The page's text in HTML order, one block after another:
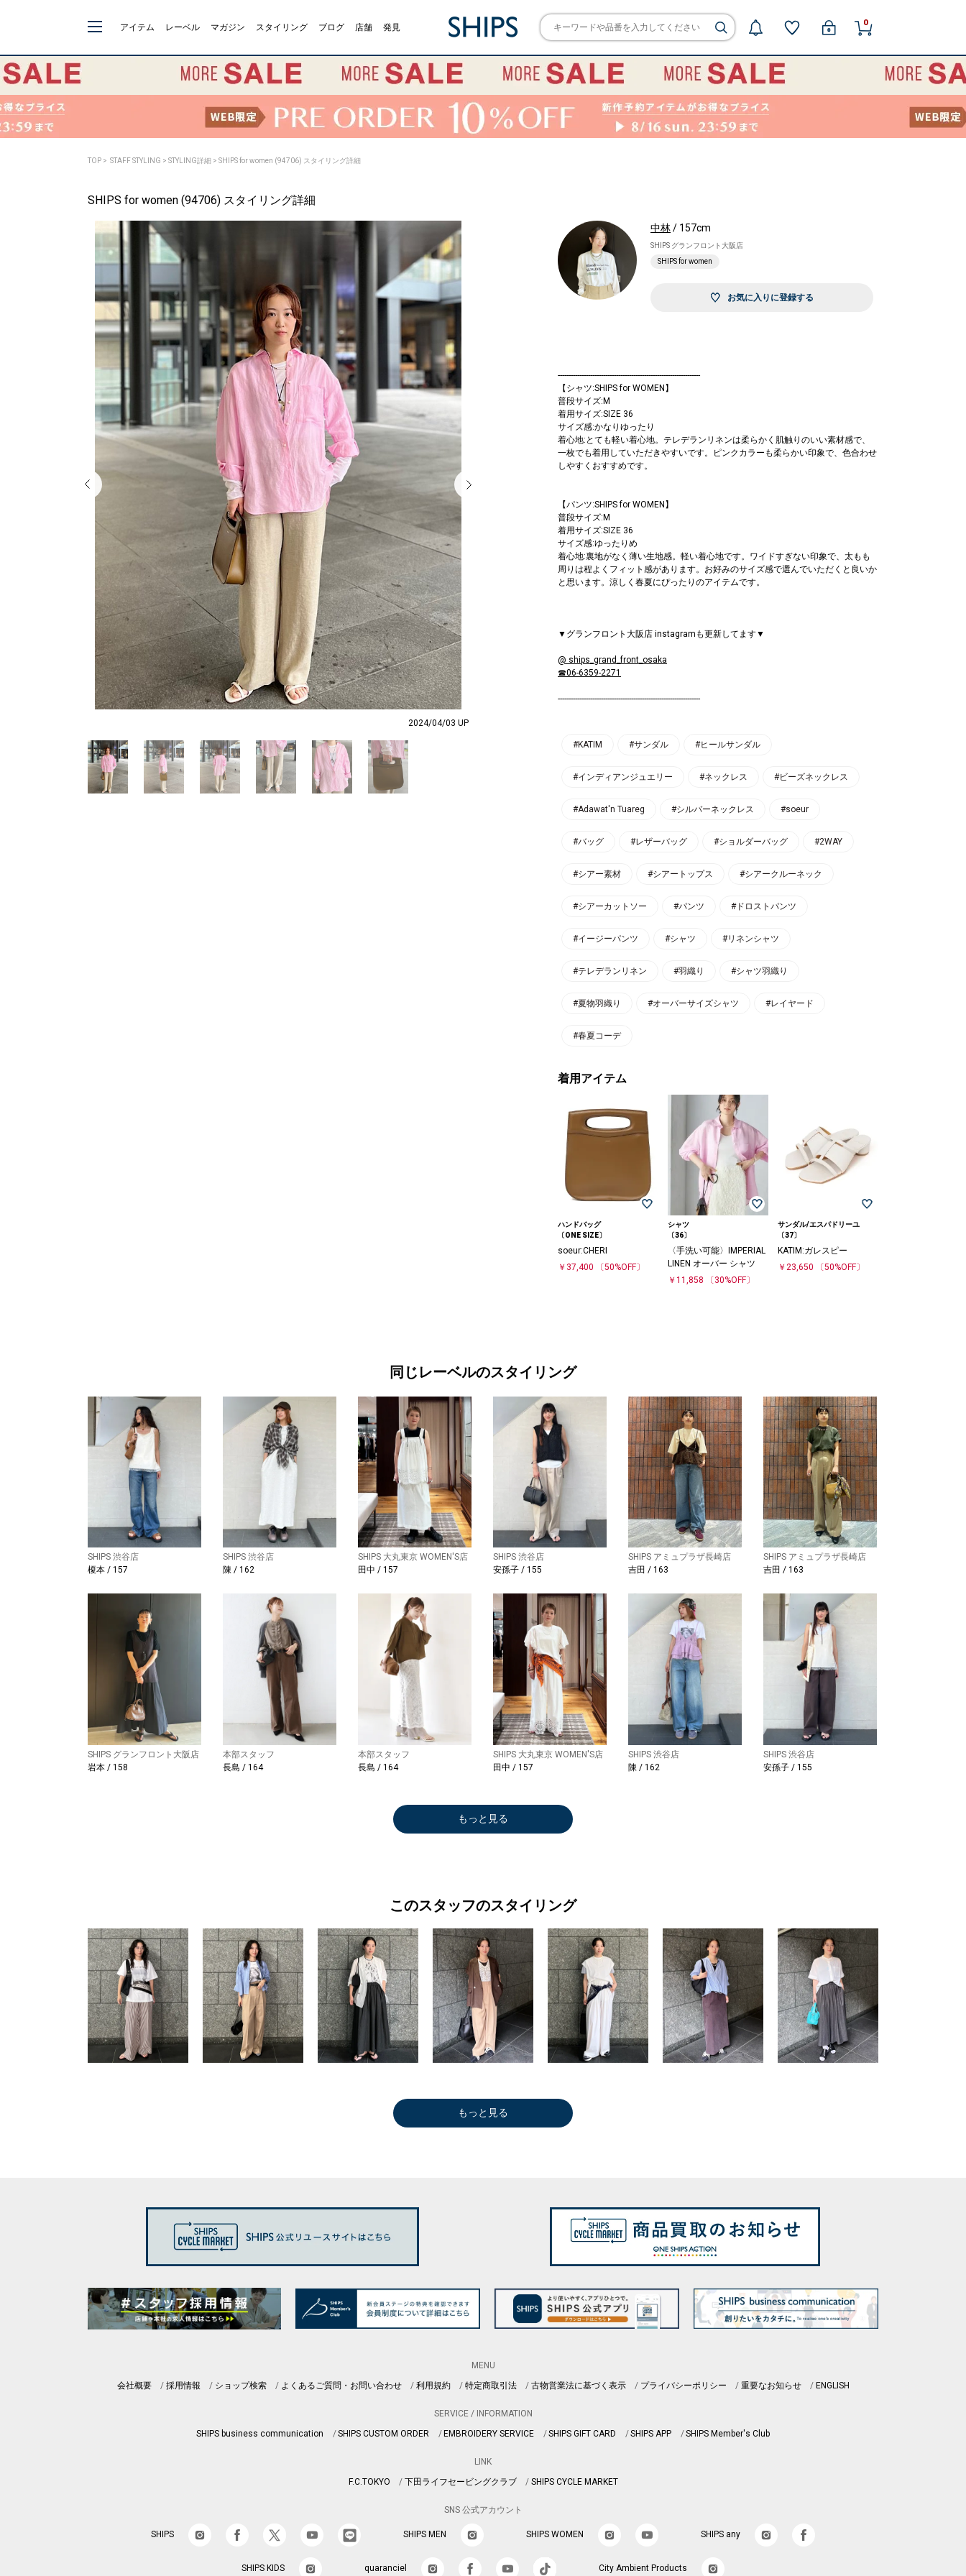
アイテム レーベル マガジン スタイリング ブログ 店舗 発見 0
TOP > STAFF STYLING > STYLING詳細 > SHIPS for women (94706) スタイリング詳細
SHIPS for women (94706) スタイリング詳細
2024/04/03 UP
中林/ 157cm
SHIPS グランフロント大阪店
SHIPS for women
お気に入りに登録する
------------------------------------------------------------------
【シャツ:SHIPS for WOMEN】
普段サイズ:M
着用サイズ:SIZE 36
サイズ感:かなりゆったり
着心地:とても軽い着心地。テレデランリネンは柔らかく肌触りのいい素材感で、
一枚でも着用していただきやすいです。ピンクカラーも柔らかい印象で、色合わせ
しやすくおすすめです。
【パンツ:SHIPS for WOMEN】
普段サイズ:M
着用サイズ:SIZE 36
サイズ感:ゆったりめ
着心地:裏地がなく薄い生地感。軽い着心地です。ワイドすぎない印象で、太もも
周りは程よくフィット感があります。お好みのサイズ感で選んでいただくと良いか
と思います。涼しく春夏にぴったりのアイテムです。
▼グランフロント大阪店 instagramも更新してます▼
@ ships_grand_front_osaka
☎06-6359-2271
------------------------------------------------------------------
#KATIM #サンダル #ヒールサンダル
#インディアンジュエリー #ネックレス #ビーズネックレス
#Adawat'n Tuareg #シルバーネックレス #soeur
#バッグ #レザーバッグ #ショルダーバッグ #2WAY
#シアー素材 #シアートップス #シアークルーネック
#シアーカットソー #パンツ #ドロストパンツ
#イージーパンツ #シャツ #リネンシャツ
#テレデランリネン #羽織り #シャツ羽織り
#夏物羽織り #オーバーサイズシャツ #レイヤード
#春夏コーデ
着用アイテム
ハンドバッグ
〔ONE SIZE〕
soeur:CHERI
￥37,400
〔50%OFF〕
シャツ
〔36〕
〈手洗い可能〉IMPERIAL
LINEN オーバー シャツ
￥11,858
〔30%OFF〕
サンダル/エスパドリーユ
〔37〕
KATIM:ガレスピー
￥23,650
〔50%OFF〕
同じレーベルのスタイリング
SHIPS 渋谷店
榎本 / 157
SHIPS 渋谷店
陳 / 162
SHIPS 大丸東京 WOMEN'S店
田中 / 157
SHIPS 渋谷店
安孫子 / 155
SHIPS アミュプラザ長崎店
吉田 / 163
SHIPS アミュプラザ長崎店
吉田 / 163
SHIPS グランフロント大阪店
本 / 158
本部スタッフ
長島 / 164
本部スタッフ
長島 / 164
SHIPS 大丸東京 WOMEN'S店
田中 / 157
SHIPS 渋谷店
陳 / 162
SHIPS 渋谷店
安孫子 / 155
もっと見る
このスタッフのスタイリング
もっと見る
MENU
会社概要
採用情報 ショップ検索 よくあるご質問・お問い合わせ 利用規約 特定商取引法 古物営業法に基づく表示 プライバシーポリシー 重要なお知らせ ENGLISH
SERVICE / INFORMATION
SHIPS business communication
SHIPS CUSTOM ORDER EMBROIDERY SERVICE SHIPS GIFT CARD SHIPS APP SHIPS Member's Club
LINK
F.C.TOKYO
下田ライフセービングクラブ SHIPS CYCLE MARKET
SNS 公式アカウント
SHIPS SHIPS MEN SHIPS WOMEN SHIPS any
SHIPS KIDS quaranciel City Ambient Products